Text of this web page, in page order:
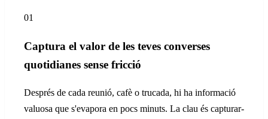
01
Captura el valor de les teves converses
quotidianes sense fricció
Després de cada reunió, cafè o trucada, hi ha informació
valuosa que s'evapora en pocs minuts. La clau és capturar-